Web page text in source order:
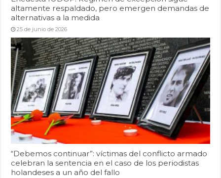
altamente respaldado, pero emergen demandas de
alternativas a la medida
25 de junio de 2026
“Debemos continuar”: víctimas del conflicto armado
celebran la sentencia en el caso de los periodistas
holandeses a un año del fallo